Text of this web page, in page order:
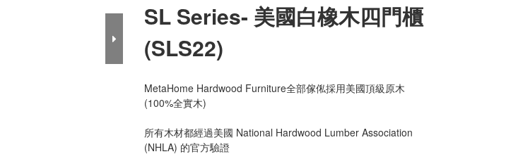
SL Series- 美國白橡木四門櫃
(SLS22)
MetaHome Hardwood Furniture全部傢俬採用美國頂級原木
(100%全實木)
所有木材都經過美國 National Hardwood Lumber Association
(NHLA) 的官方驗證